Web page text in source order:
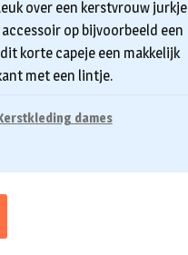
over een kerstvrouw jurkje
op bijvoorbeeld een
korte capeje een makkelijk
met een lintje.
dames